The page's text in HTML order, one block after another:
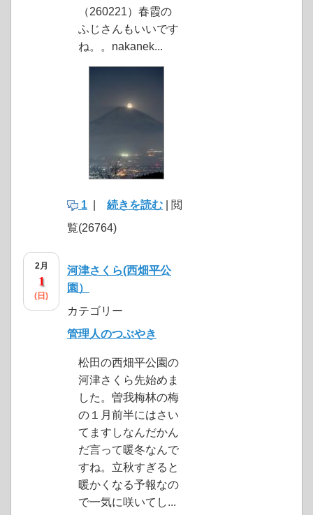
（260221）春霞の
ふじさんもいいです
ね。。nakanek...
1 続きを読む | 閲
覧(26764)
2月
1
(日)
河津さくら(西畑平公
園）
カテゴリー
管理人のつぶやき
松田の西畑平公園の
河津さくら先始めま
した。曽我梅林の梅
の１月前半にはさい
てますしなんだかん
だ言って暖冬なんで
すね。立秋すぎると
暖かくなる予報なの
で一気に咲いてし...